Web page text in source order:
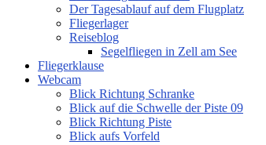
Der Tagesablauf auf dem Flugplatz
Fliegerlager
Reiseblog
Segelfliegen in Zell am See
Fliegerklause
Webcam
Blick Richtung Schranke
Blick auf die Schwelle der Piste 09
Blick Richtung Piste
Blick aufs Vorfeld